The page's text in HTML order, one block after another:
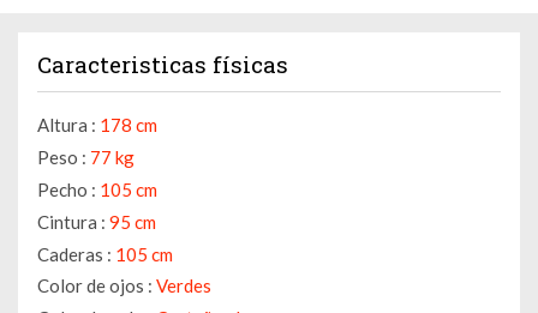
Caracteristicas físicas
Altura : 178 cm
Peso : 77 kg
Pecho : 105 cm
Cintura : 95 cm
Caderas : 105 cm
Color de ojos : Verdes